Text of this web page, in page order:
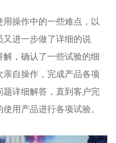
操作中的一些难点，以
又进一步做了详细的说
，确认了一些试验的细
自操作，完成产品各项
详细解答，直到客户完
用产品进行各项试验。